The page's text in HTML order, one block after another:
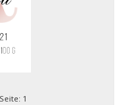
1